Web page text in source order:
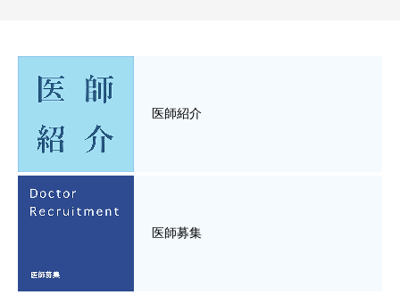
医師紹介
医師募集